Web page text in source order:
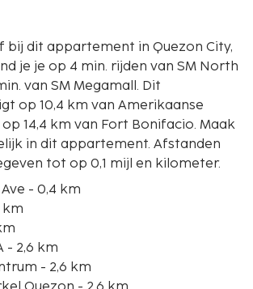
bij dit appartement in Quezon City,
je je op 4 min. rijden van SM North
van SM Megamall. Dit
op 10,4 km van Amerikaanse
14,4 km van Fort Bonifacio. Maak
in dit appartement. Afstanden
tot op 0,1 mijl en kilometer.
- 0,4 km
km
- 2,6 km
- 2,6 km